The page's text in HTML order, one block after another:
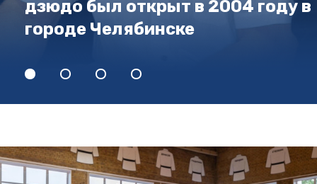
дзюдо был открыт в 2004 году в
городе Челябинске